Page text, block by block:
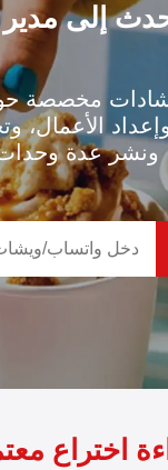
مخصصة حول
الأعمال،
ونشر عدة
اختراع